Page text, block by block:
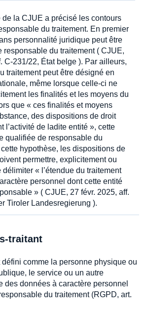
de la CJUE a précisé les contours
du traitement. En premier
personnalité juridique peut être
responsable du traitement ( CJUE,
C-231/22, État belge ). Par ailleurs,
traitement peut être désigné en
même lorsque celle-ci ne
les finalités et les moyens du
que « ces finalités et moyens
des dispositions de droit
l’activité de ladite entité », cette
qualifiée de responsable du
hypothèse, les dispositions de
permettre, explicitement ou
« l’étendue du traitement
personnel dont cette entité
» ( CJUE, 27 févr. 2025, aff.
Tiroler Landesregierung ).
traitant
défini comme la personne physique ou
le service ou un autre
des données à caractère personnel
du traitement (RGPD, art.